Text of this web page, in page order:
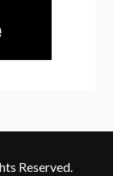
Reserved.